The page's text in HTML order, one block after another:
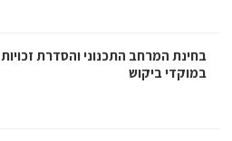
בחינת המרחב התכנוני והסדרת זכויות
במוקדי ביקוש